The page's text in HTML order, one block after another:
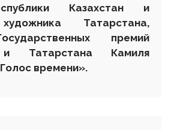
Казахстан и
Татарстана,
премий
и Татарстана Камиля
времени».